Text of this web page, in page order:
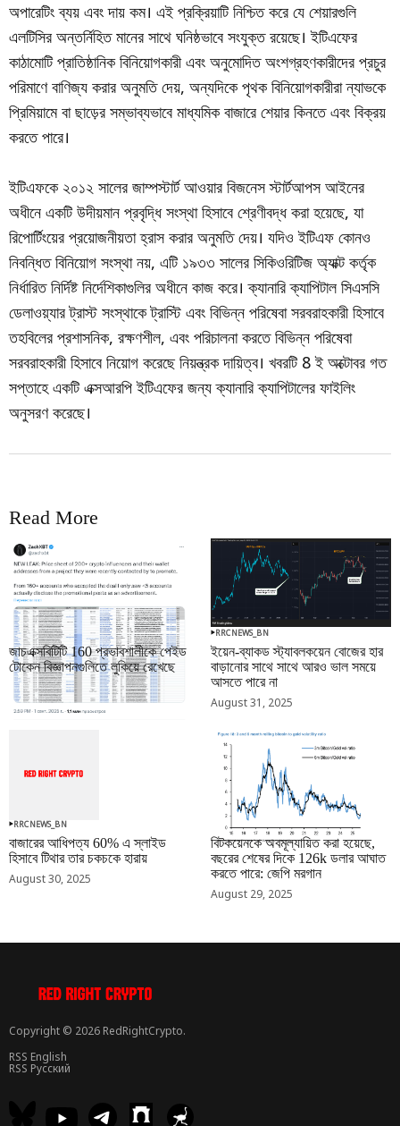
অপারেটিং ব্যয় এবং দায় কম। এই প্রক্রিয়াটি নিশ্চিত করে যে শেয়ারগুলি
এলটিসির অন্তর্নিহিত মানের সাথে ঘনিষ্ঠভাবে সংযুক্ত রয়েছে। ইটিএফের
কাঠামোটি প্রাতিষ্ঠানিক বিনিয়োগকারী এবং অনুমোদিত অংশগ্রহণকারীদের প্রচুর
পরিমাণে বাণিজ্য করার অনুমতি দেয়, অন্যদিকে পৃথক বিনিয়োগকারীরা ন্যাভকে
প্রিমিয়ামে বা ছাড়ের সম্ভাব্যভাবে মাধ্যমিক বাজারে শেয়ার কিনতে এবং বিক্রয়
করতে পারে।
ইটিএফকে ২০১২ সালের জাম্পস্টার্ট আওয়ার বিজনেস স্টার্টআপস আইনের
অধীনে একটি উদীয়মান প্রবৃদ্ধি সংস্থা হিসাবে শ্রেণীবদ্ধ করা হয়েছে, যা
রিপোর্টিংয়ের প্রয়োজনীয়তা হ্রাস করার অনুমতি দেয়। যদিও ইটিএফ কোনও
নিবন্ধিত বিনিয়োগ সংস্থা নয়, এটি ১৯৩৩ সালের সিকিওরিটিজ অ্যাক্ট কর্তৃক
নির্ধারিত নির্দিষ্ট নির্দেশিকাগুলির অধীনে কাজ করে। ক্যানারি ক্যাপিটাল সিএসসি
ডেলাওয়্যার ট্রাস্ট সংস্থাকে ট্রাস্টি এবং বিভিন্ন পরিষেবা সরবরাহকারী হিসাবে
তহবিলের প্রশাসনিক, রক্ষণশীল, এবং পরিচালনা করতে বিভিন্ন পরিষেবা
সরবরাহকারী হিসাবে নিয়োগ করেছে নিয়ন্ত্রক দায়িত্ব। খবরটি 8 ই অক্টোবর গত
সপ্তাহে একটি এক্সআরপি ইটিএফের জন্য ক্যানারি ক্যাপিটালের ফাইলিং
অনুসরণ করেছে।
Read More
RRCNEWS_BN
জাচএক্সবিটিটি 160 প্রভাবশালীকে পেইড
টোকেন বিজ্ঞাপনগুলিতে লুকিয়ে রেখেছে
September 01, 2025
RRCNEWS_BN
ইয়েন-ব্যাকড স্ট্যাবলকয়েন বোজের হার
বাড়ানোর সাথে সাথে আরও ভাল সময়ে
আসতে পারে না
August 31, 2025
RRCNEWS_BN
বাজারের আধিপত্য 60% এ স্লাইড
হিসাবে টিথার তার চকচকে হারায়
August 30, 2025
RRCNEWS_BN
বিটকয়েনকে অবমূল্যায়িত করা হয়েছে,
বছরের শেষের দিকে 126k ডলার আঘাত
করতে পারে: জেপি মরগান
August 29, 2025
Copyright © 2026 RedRightCrypto.
RSS English
RSS Русский